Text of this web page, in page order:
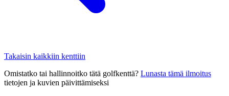
Takaisin kaikkiin kenttiin
Omistatko tai hallinnoitko tätä golfkenttä? Lunasta tämä ilmoitus
tietojen ja kuvien päivittämiseksi